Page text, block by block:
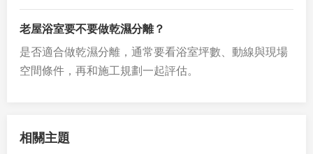
老屋浴室要不要做乾濕分離？
是否適合做乾濕分離，通常要看浴室坪數、動線與現場
空間條件，再和施工規劃一起評估。
相關主題